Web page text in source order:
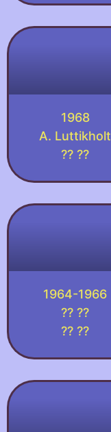
1968
A. Luttikholt
?? ??
1964-1966
?? ??
?? ??